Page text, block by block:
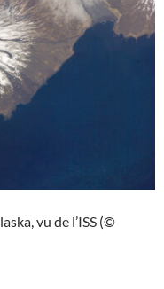
vu de l’ISS (©
Pesquet